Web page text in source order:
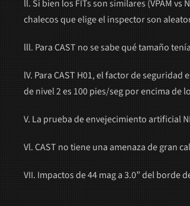
ll. Si bien los FITs son similares (VPAM
chalecos que elige el inspector son
lll. Para CAST no se sabe qué tamaño
lV. Para CAST H01, el factor de
de nivel 2 es 100 pies/seg por encima de
V. La prueba de envejecimiento artificial
Vl. CAST no tiene una amenaza de gran
VII. Impactos de 44 mag a 3.0” del borde